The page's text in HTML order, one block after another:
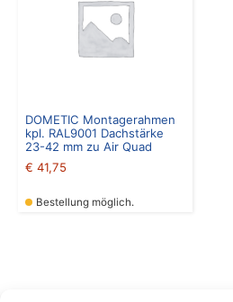
DOMETIC Montagerahmen
kpl. RAL9001 Dachstärke
23-42 mm zu Air Quad
€ 41,75
Bestellung möglich.